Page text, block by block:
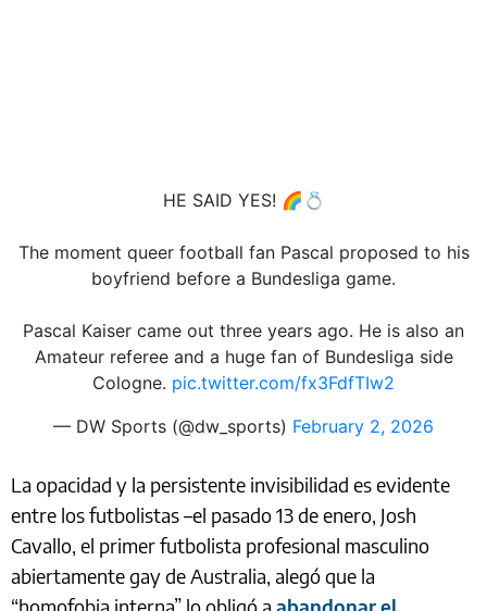
HE SAID YES! 🌈💍
The moment queer football fan Pascal proposed to his
boyfriend before a Bundesliga game.
Pascal Kaiser came out three years ago. He is also an
Amateur referee and a huge fan of Bundesliga side
Cologne. pic.twitter.com/fx3FdfTIw2
— DW Sports (@dw_sports) February 2, 2026
La opacidad y la persistente invisibilidad es evidente
entre los futbolistas –el pasado 13 de enero, Josh
Cavallo, el primer futbolista profesional masculino
abiertamente gay de Australia, alegó que la